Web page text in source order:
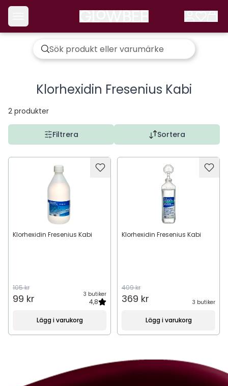
Klorhexidin Fresenius Kabi
2 produkter
Filtrera Sortera
Klorhexidin Fresenius Kabi
105 kr
99 kr 3 butiker
4,8
Lägg i varukorg
Klorhexidin Fresenius Kabi
409 kr
369 kr 3 butiker
Lägg i varukorg